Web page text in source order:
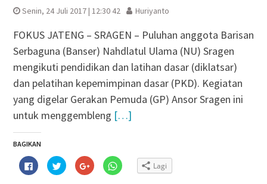
Senin, 24 Juli 2017 | 12:30 42 Huriyanto
FOKUS JATENG – SRAGEN – Puluhan anggota Barisan
Serbaguna (Banser) Nahdlatul Ulama (NU) Sragen
mengikuti pendidikan dan latihan dasar (diklatsar)
dan pelatihan kepemimpinan dasar (PKD). Kegiatan
yang digelar Gerakan Pemuda (GP) Ansor Sragen ini
untuk menggembleng […]
BAGIKAN
Klik
untuk
membagikan
Klik
untuk
berbagi
Klik
untuk
berbagi
Klik
untuk Lagi